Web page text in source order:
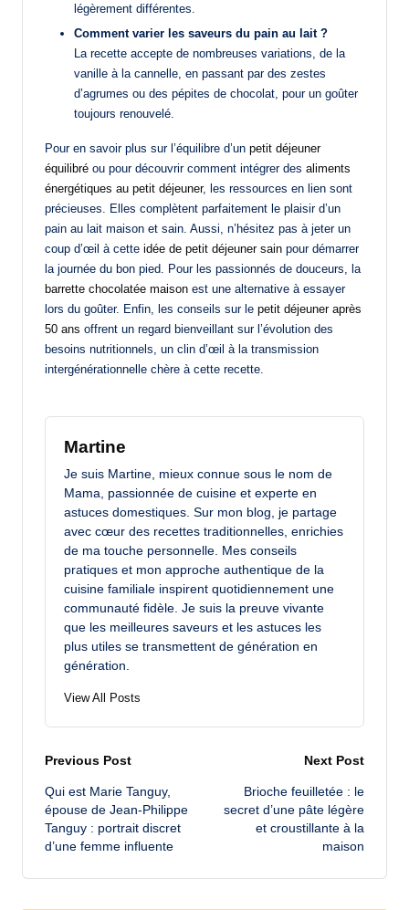
légèrement différentes.
Comment varier les saveurs du pain au lait ?
La recette accepte de nombreuses variations, de la
vanille à la cannelle, en passant par des zestes
d’agrumes ou des pépites de chocolat, pour un goûter
toujours renouvelé.
Pour en savoir plus sur l’équilibre d’un petit déjeuner
équilibré ou pour découvrir comment intégrer des aliments
énergétiques au petit déjeuner, les ressources en lien sont
précieuses. Elles complètent parfaitement le plaisir d’un
pain au lait maison et sain. Aussi, n’hésitez pas à jeter un
coup d’œil à cette idée de petit déjeuner sain pour démarrer
la journée du bon pied. Pour les passionnés de douceurs, la
barrette chocolatée maison est une alternative à essayer
lors du goûter. Enfin, les conseils sur le petit déjeuner après
50 ans offrent un regard bienveillant sur l’évolution des
besoins nutritionnels, un clin d’œil à la transmission
intergénérationnelle chère à cette recette.
Martine
Je suis Martine, mieux connue sous le nom de
Mama, passionnée de cuisine et experte en
astuces domestiques. Sur mon blog, je partage
avec cœur des recettes traditionnelles, enrichies
de ma touche personnelle. Mes conseils
pratiques et mon approche authentique de la
cuisine familiale inspirent quotidiennement une
communauté fidèle. Je suis la preuve vivante
que les meilleures saveurs et les astuces les
plus utiles se transmettent de génération en
génération.
View All Posts
Post
navigation
Previous Post
Qui est Marie Tanguy,
épouse de Jean-Philippe
Tanguy : portrait discret
d’une femme influente
Next Post
Brioche feuilletée : le
secret d’une pâte légère
et croustillante à la
maison